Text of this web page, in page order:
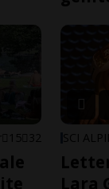
15 32 SCI
Lara